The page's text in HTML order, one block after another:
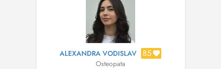
ALEXANDRA VODISLAV 85
Osteopata